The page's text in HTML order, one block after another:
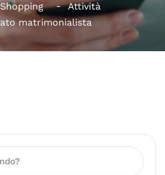
Attività
matrimonialista